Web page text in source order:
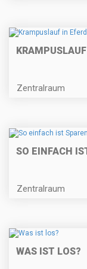
Zentralraum
SO EINFACH
Zentralraum
WAS IST LOS?